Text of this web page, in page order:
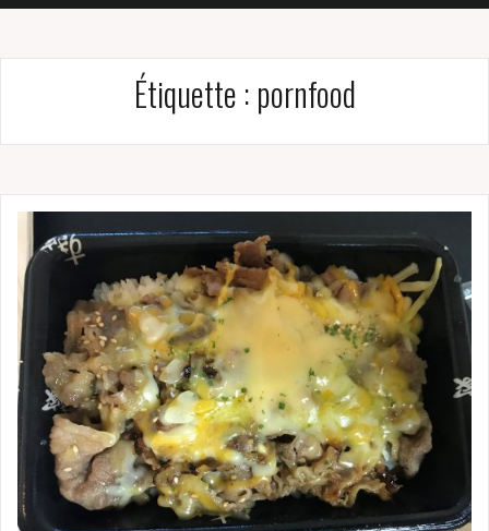
Étiquette : pornfood